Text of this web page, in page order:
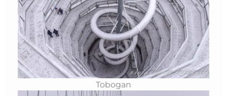
Tobogan